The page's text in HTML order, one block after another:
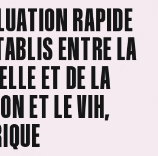
RAPIDE
ENTRE LA
ET DE LA
ET LE VIH,